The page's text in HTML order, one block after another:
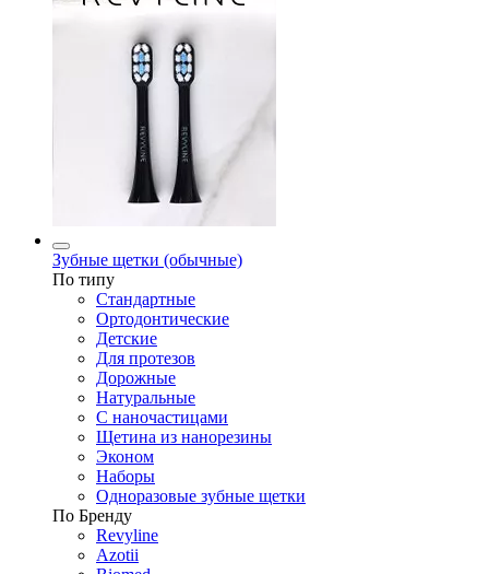
Зубные щетки (обычные)
По типу
Стандартные
Ортодонтические
Детские
Для протезов
Дорожные
Натуральные
С наночастицами
Щетина из нанорезины
Эконом
Наборы
Одноразовые зубные щетки
По Бренду
Revyline
Azotii